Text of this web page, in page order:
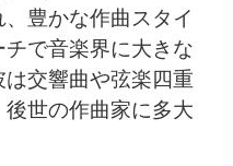
豊かな作曲スタイ
で音楽界に大きな
交響曲や弦楽四重
世の作曲家に多大